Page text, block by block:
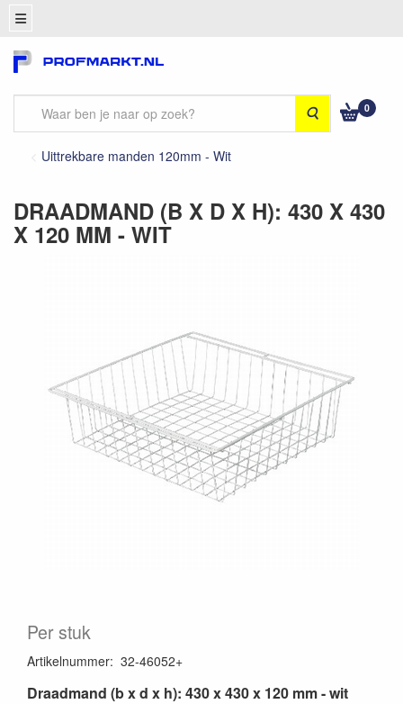
Zoeken 0
Uittrekbare manden 120mm - Wit
DRAADMAND (B X D X H): 430 X 430
X 120 MM - WIT
Per stuk
Artikelnummer: 32-46052+
Draadmand (b x d x h): 430 x 430 x 120 mm - wit